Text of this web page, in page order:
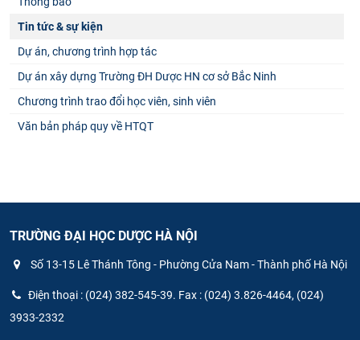
Tin tức & sự kiện
Dự án, chương trình hợp tác
Dự án xây dựng Trường ĐH Dược HN cơ sở Bắc Ninh
Chương trình trao đổi học viên, sinh viên
Văn bản pháp quy về HTQT
TRƯỜNG ĐẠI HỌC DƯỢC HÀ NỘI
Số 13-15 Lê Thánh Tông - Phường Cửa Nam - Thành phố Hà Nội
Điện thoại : (024) 382-545-39. Fax : (024) 3.826-4464, (024)
3933-2332